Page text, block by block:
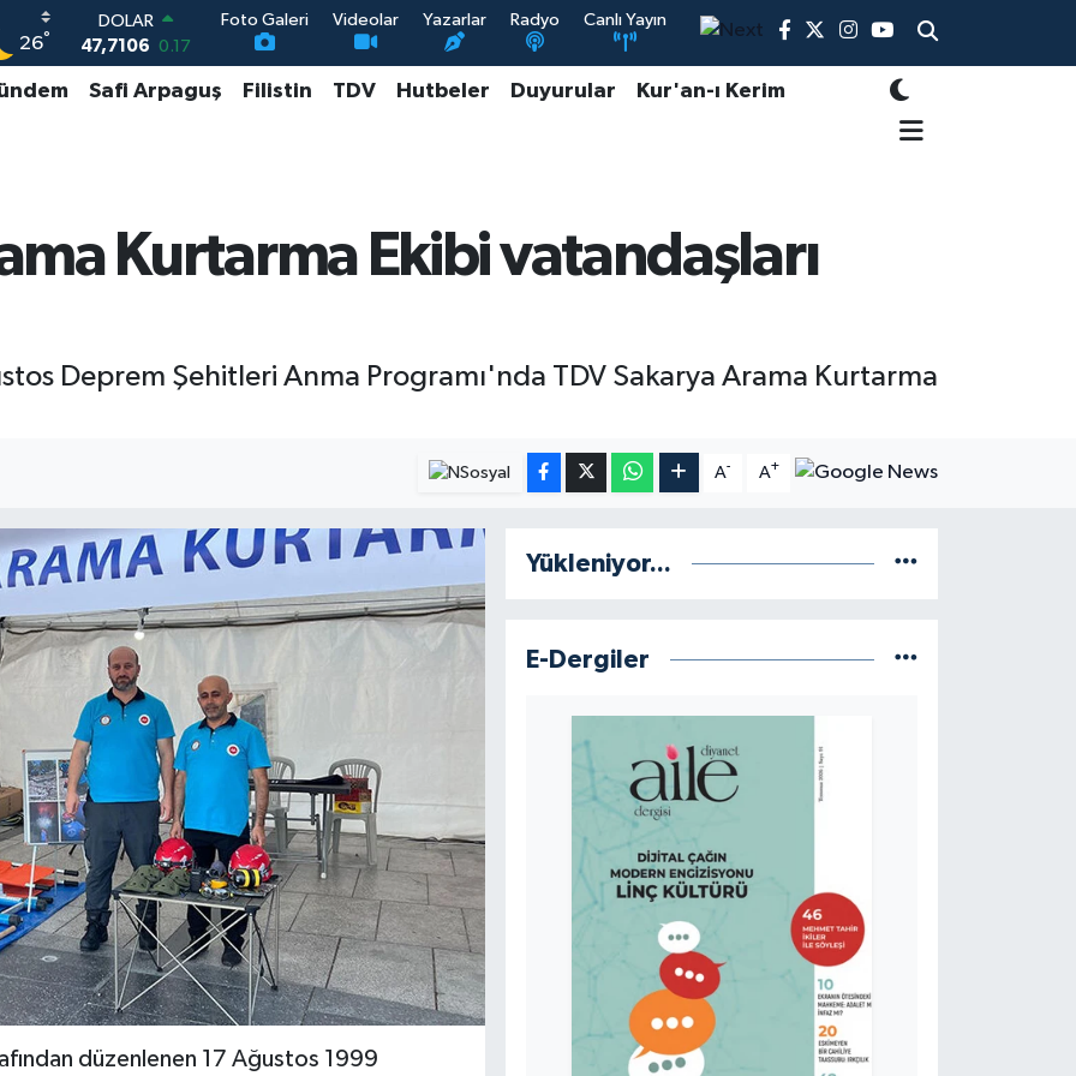
26°
DOLAR
47,7106 0.17
EURO
55,1652
0.27
13.773
-19
Foto Galeri Videolar Yazarlar Radyo Canlı Yayın
Safi Arpaguş Filistin TDV Hutbeler Duyurular Kur'an-ı Kerim
Kurtarma Ekibi vatandaşları
Deprem Şehitleri Anma Programı'nda TDV Sakarya Arama Kurtarma
A- A+
düzenlenen 17 Ağustos 1999
Yükleniyor...
E-Dergiler